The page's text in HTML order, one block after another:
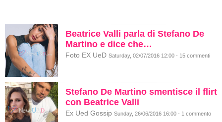
Beatrice Valli parla di Stefano De
Martino e dice che…
Foto EX UeD Saturday, 02/07/2016 12:00 - 15 commenti
Stefano De Martino smentisce il flirt
con Beatrice Valli
Ex Ued Gossip Sunday, 26/06/2016 16:00 - 1 commento